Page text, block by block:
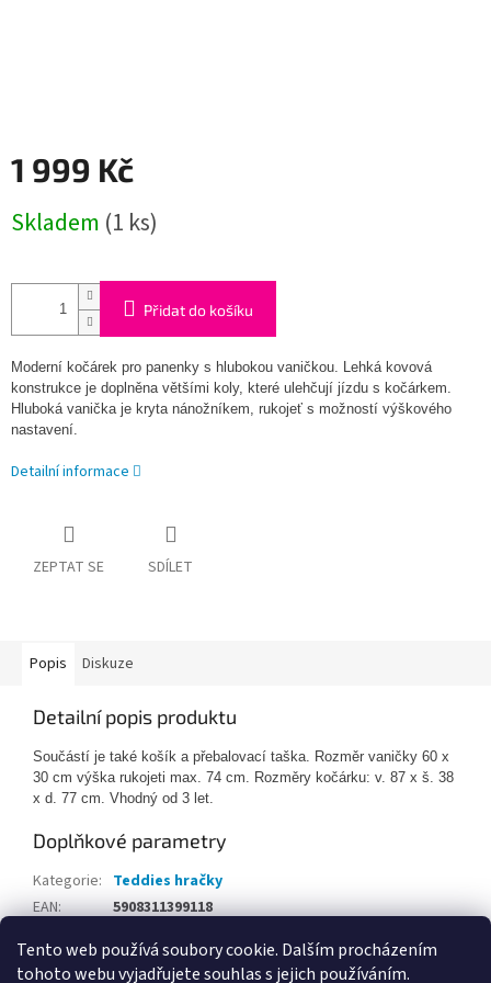
Tento web používá soubory cookie. Dalším procházením
tohoto webu vyjadřujete souhlas s jejich používáním.
1 999 Kč
cena:
Skladem (1 ks)
Přidat do košíku
Moderní kočárek pro panenky s hlubokou vaničkou. Lehká kovová
konstrukce je doplněna většími koly, které ulehčují jízdu s kočárkem.
Hluboká vanička je kryta nánožníkem, rukojeť s možností výškového
nastavení.
Detailní informace
ZEPTAT SE SDÍLET
Popis Diskuze
Detailní popis produktu
Součástí je také košík a přebalovací taška. Rozměr vaničky 60 x
30 cm výška rukojeti max. 74 cm. Rozměry kočárku: v. 87 x š. 38
x d. 77 cm. Vhodný od 3 let.
Doplňkové parametry
Kategorie: Teddies hračky
EAN: 5908311399118